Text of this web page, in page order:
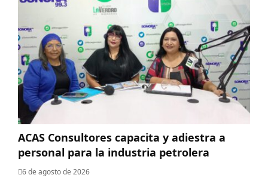
ACAS Consultores capacita y adiestra a
personal para la industria petrolera
6 de agosto de 2026